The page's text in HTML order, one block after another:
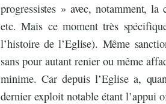
progressistes » avec, notamment,
etc. Mais ce moment très
l’histoire de l’Eglise). Même
sans pour autant renier ou même
minime. Car depuis l’Eglise a,
dernier exploit notable étant l’appui